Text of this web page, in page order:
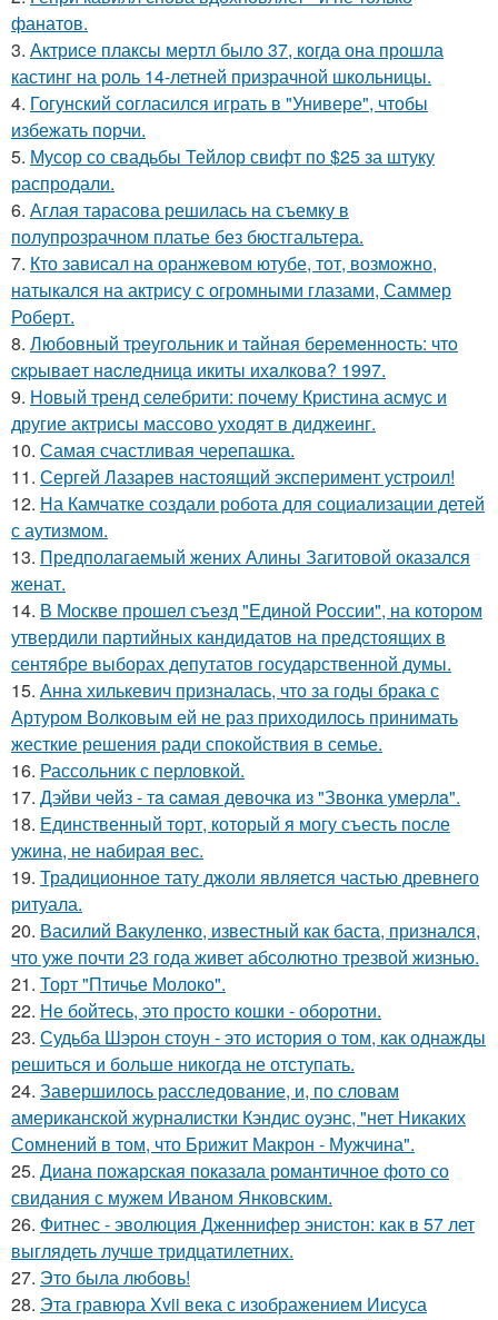
фанатов.
3. Актрисе плаксы мертл было 37, когда она прошла
кастинг на роль 14-летней призрачной школьницы.
4. Гогунский согласился играть в "Универе", чтобы
избежать порчи.
5. Мусор со свадьбы Тейлор свифт по $25 за штуку
распродали.
6. Аглая тарасова решилась на съемку в
полупрозрачном платье без бюстгальтера.
7. Кто зависал на оранжевом ютубе, тот, возможно,
натыкался на актрису с огромными глазами, Саммер
Роберт.
8. Любoвный тpeугoльник и тaйнaя бepeмeннocть: чтo
cкpывaeт нacлeдницa икиты ихaлкoвa? 1997.
9. Новый тренд селебрити: почему Кристина асмус и
другие актрисы массово уходят в диджеинг.
10. Самая счастливая черепашка.
11. Сергей Лазарев настоящий эксперимент устроил!
12. На Камчатке создали робота для социализации детей
с аутизмом.
13. Предполагаемый жених Алины Загитовой оказался
женат.
14. В Москве прошел съезд "Единой России", на котором
утвердили партийных кандидатов на предстоящих в
сентябре выборах депутатов государственной думы.
15. Анна хилькевич призналась, что за годы брака с
Артуром Волковым ей не раз приходилось принимать
жесткие решения ради спокойствия в семье.
16. Рассольник с перловкой.
17. Дэйви чeйз - тa caмaя дeвoчкa из "Звoнкa умepлa".
18. Единственный торт, который я могу съесть после
ужина, не набирая вес.
19. Традиционное тату джоли является частью древнего
ритуала.
20. Василий Вакуленко, известный как баста, признался,
что уже почти 23 года живет абсолютно трезвой жизнью.
21. Торт "Птичье Молоко".
22. Не бойтесь, это просто кошки - оборотни.
23. Судьба Шэрон стоун - это история о том, как однажды
решиться и больше никогда не отступать.
24. Завершилось расследование, и, по словам
американской журналистки Кэндис оуэнс, "нет Никаких
Сомнений в том, что Брижит Макрон - Мужчина".
25. Диана пожарская показала романтичное фото со
свидания с мужем Иваном Янковским.
26. Фитнес - эволюция Дженнифер энистон: как в 57 лет
выглядеть лучше тридцатилетних.
27. Это была любовь!
28. Эта гравюра Xvii века с изображением Иисуса